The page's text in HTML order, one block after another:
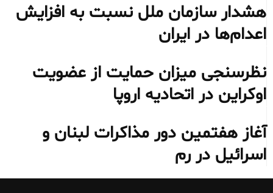
هشدار سازمان ملل نسبت به افزایش
اعدام‌ها در ایران
نظرسنجی میزان حمایت از عضویت
اوکراین در اتحادیه اروپا
آغاز هفتمین دور مذاکرات لبنان و
اسرائیل در رم